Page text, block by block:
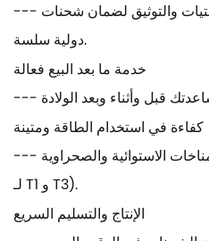
--- دعم قوي في مجال اللوجستيات والتوثيق لضمان شحنات
دولية سلسة.
خدمة ما بعد البيع فعالة
كفاءة في استخدام الطاقة ومتينة
--- تم تصميمه ليعمل في المناخات الاستوائية والصحراوية (جاهز
لـ T1 و T3).
الإنتاج والتسليم السريع